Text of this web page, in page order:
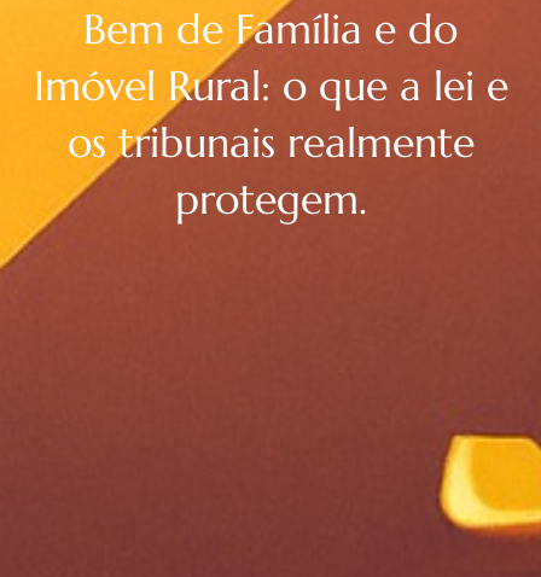
Bem de Família e do
Imóvel Rural: o que a lei e
os tribunais realmente
protegem.